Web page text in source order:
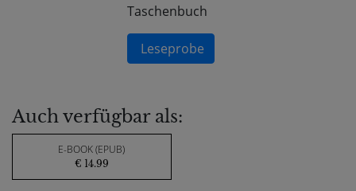
Taschenbuch
Leseprobe
Auch verfügbar als:
E-BOOK (EPUB)
€ 14.99